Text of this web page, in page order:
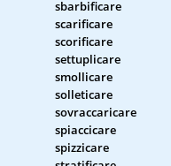
sbarbificare
scarificare
scorificare
settuplicare
smollicare
solleticare
sovraccaricare
spiaccicare
spizzicare